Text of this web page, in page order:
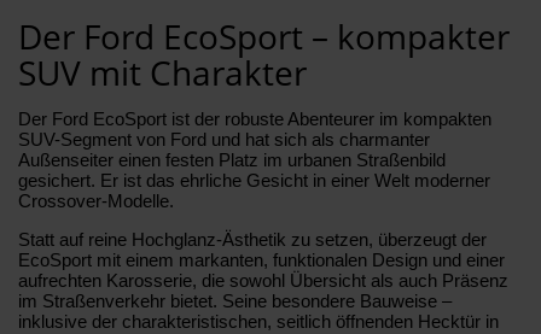
Der Ford EcoSport – kompakter
SUV mit Charakter
Der Ford EcoSport ist der robuste Abenteurer im kompakten
SUV-Segment von Ford und hat sich als charmanter
Außenseiter einen festen Platz im urbanen Straßenbild
gesichert. Er ist das ehrliche Gesicht in einer Welt moderner
Crossover-Modelle.
Statt auf reine Hochglanz-Ästhetik zu setzen, überzeugt der
EcoSport mit einem markanten, funktionalen Design und einer
aufrechten Karosserie, die sowohl Übersicht als auch Präsenz
im Straßenverkehr bietet. Seine besondere Bauweise –
inklusive der charakteristischen, seitlich öffnenden Hecktür in